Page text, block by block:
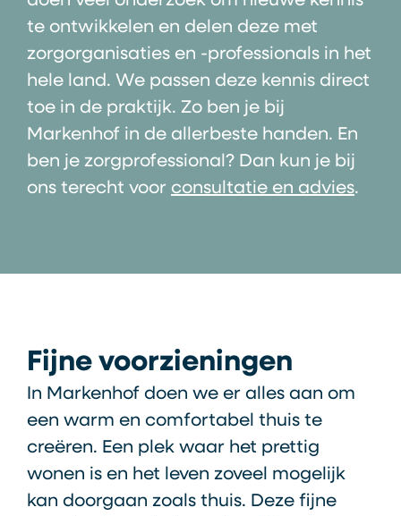
te ontwikkelen en delen deze met
zorgorganisaties en -professionals in het
hele land. We passen deze kennis direct
toe in de praktijk. Zo ben je bij
Markenhof in de allerbeste handen. En
ben je zorgprofessional? Dan kun je bij
ons terecht voor consultatie en advies.
Fijne voorzieningen
In Markenhof doen we er alles aan om
een warm en comfortabel thuis te
creëren. Een plek waar het prettig
wonen is en het leven zoveel mogelijk
kan doorgaan zoals thuis. Deze fijne